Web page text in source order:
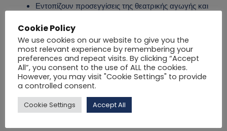
Εντοπίζουν προσεγγίσεις της θεατρικής αγωγής και
Εντάσσουν τεχνικές της παιδαγωγικής και
κοινωνικής προσέγγισης του θεάτρου και του
δράματος στη σχολική πράξη.
Cookie Policy
We use cookies on our website to give you the
most relevant experience by remembering your
preferences and repeat visits. By clicking “Accept
All”, you consent to the use of ALL the cookies.
However, you may visit "Cookie Settings" to provide
a controlled consent.
Cookie Settings Accept All